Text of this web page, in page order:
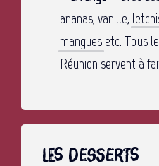
ananas, vanille,
mangues etc. Tous
Réunion servent à
Les desserts